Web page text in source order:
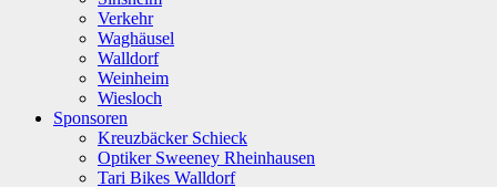
Verkehr
Waghäusel
Walldorf
Weinheim
Wiesloch
Sponsoren
Kreuzbäcker Schieck
Optiker Sweeney Rheinhausen
Tari Bikes Walldorf